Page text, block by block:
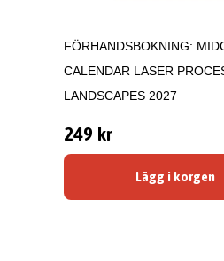
FÖRHANDSBOKNING:
CALENDAR LASER
LANDSCAPES 2027
249 kr
Lägg i korgen